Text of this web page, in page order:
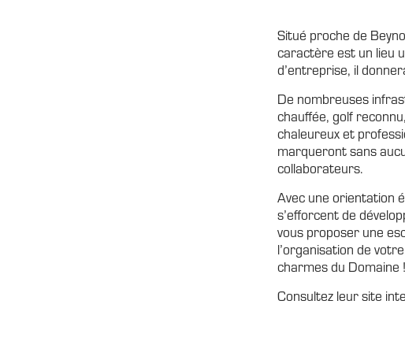
Situé proche de
caractère est un lieu
d’entreprise, il
De nombreuses
chauffée, golf
chaleureux et
marqueront sans
collaborateurs.
Avec une orientation
s’efforcent de
vous proposer une
l’organisation de
charmes du Domaine !
Consultez leur site